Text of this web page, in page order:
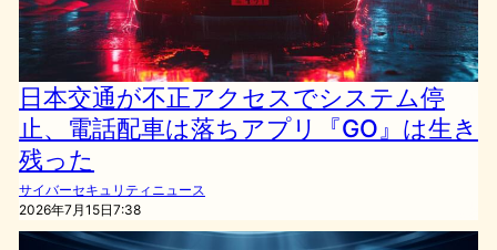
日本交通が不正アクセスでシステム停
止、電話配車は落ちアプリ『GO』は生き
残った
サイバーセキュリティニュース
2026年7月15日7:38